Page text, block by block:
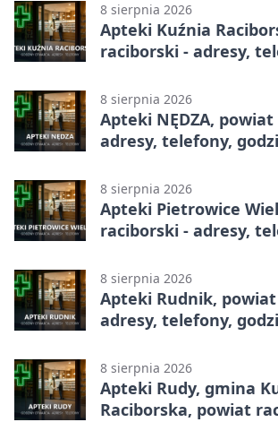
8 sierpnia 2026
Apteki Kuźnia
raciborski - adresy,
8 sierpnia 2026
Apteki NĘDZA,
adresy, telefony,
8 sierpnia 2026
Apteki Pietrowice
raciborski - adresy,
8 sierpnia 2026
Apteki Rudnik,
adresy, telefony,
8 sierpnia 2026
Apteki Rudy, gmina
Raciborska, powiat